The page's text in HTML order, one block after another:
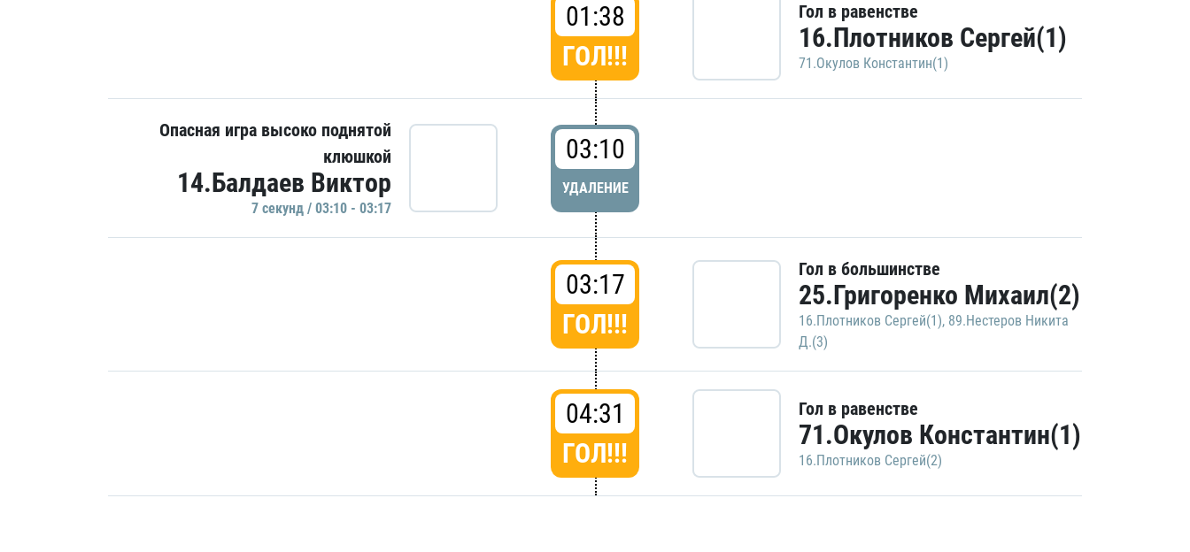
01:38
ГОЛ!!!
Гол в равенстве
16.Плотников Сергей(1)
71.Окулов Константин(1)
Опасная игра высоко поднятой
клюшкой
14.Балдаев Виктор
7 секунд / 03:10 - 03:17
03:10
УДАЛЕНИЕ
03:17
ГОЛ!!!
Гол в большинстве
25.Григоренко Михаил(2)
16.Плотников Сергей(1), 89.Нестеров Никита
Д.(3)
04:31
ГОЛ!!!
Гол в равенстве
71.Окулов Константин(1)
16.Плотников Сергей(2)